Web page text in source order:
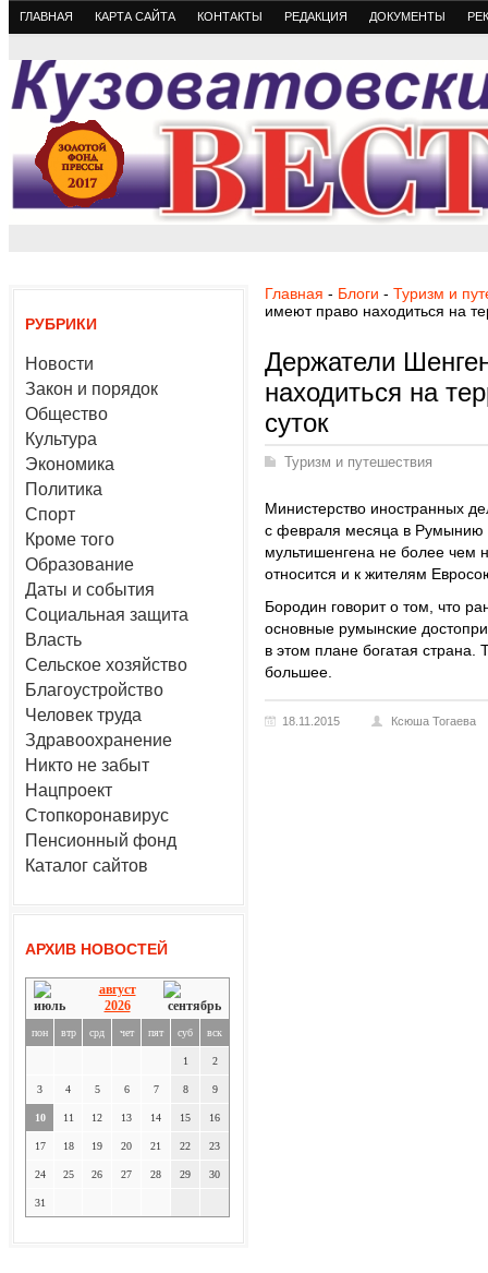
ГЛАВНАЯ КАРТА САЙТА КОНТАКТЫ РЕДАКЦИЯ ДОКУМЕНТЫ
РУБРИКИ
Новости
Закон и порядок
Общество
Культура
Экономика
Политика
Спорт
Кроме того
Образование
Даты и события
Социальная защита
Власть
Сельское хозяйство
Благоустройство
Человек труда
Здравоохранение
Никто не забыт
Нацпроект
Стопкоронавирус
Пенсионный фонд
Каталог сайтов
АРХИВ НОВОСТЕЙ
август
2026
пон втр срд чет пят суб вск
1 2
3 4 5 6 7 8 9
10 11 12 13 14 15 16
17 18 19 20 21 22 23
24 25 26 27 28 29 30
31
Главная - Блоги - Туризм и
имеют право находиться на
Держатели
находиться на
суток
Туризм и путешествия
Министерство иностранных
с февраля месяца в Румынию
мультишенгена не более чем
относится и к жителям
Бородин говорит о том, что
основные румынские
в этом плане богатая страна.
большее.
18.11.2015 Ксюша Тогаева